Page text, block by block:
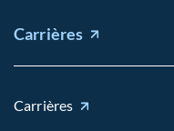
Carrières
Carrières